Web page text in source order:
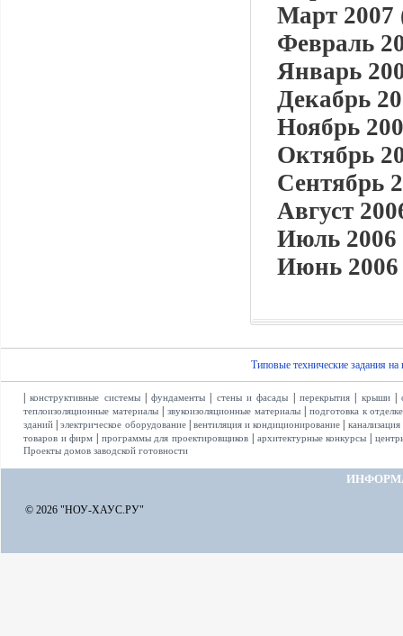
Март 2007
Февраль
Январь
Декабрь
Ноябрь
Октябрь
Сентябрь
Август
Июль 2006
Июнь 2006
Типовые технические задания на
|конструктивные системы|фундаменты стены и фасады перекрытия| крыши|
теплоизоляционные материалы| звукоизоляционные материалы|
подготовка к отделке
зданий |электрическое оборудование| вентиляция и кондиционирование канализация
товаров и фирм программы для проектировщиков архитектурные конкурсы
Проекты домов заводской готовности
© 2026 "НОУ-ХАУС.РУ"